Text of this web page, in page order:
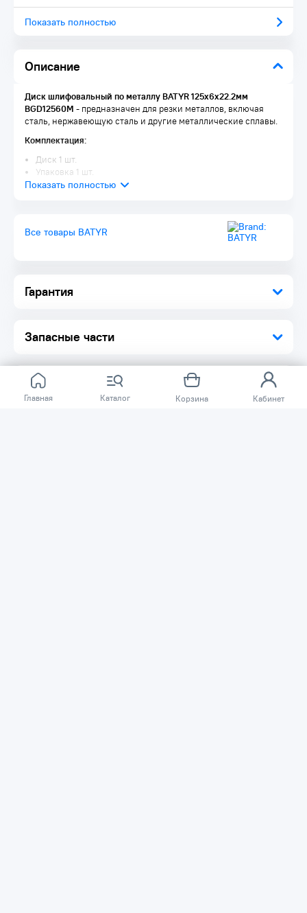
Главная Каталог Корзина Кабинет
Описание
Гарантия
Запасные части
Показать полностью
Диск шлифовальный по металлу BATYR 125x6x22.2мм
BGD12560M - предназначен для резки металлов, включая
сталь, нержавеющую сталь и другие металлические сплавы.
Комплектация:
Диск 1 шт.
Упаковка 1 шт.
Все товары BATYR